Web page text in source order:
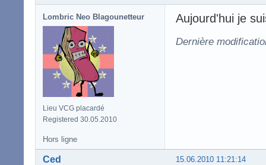
Lombric Neo Blagounetteur
Lieu VCG placardé
Registered 30.05.2010
Aujourd'hui je
Dernière
Hors ligne
15.06.2010 11:21:14
Ced